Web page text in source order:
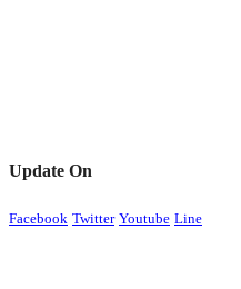
Update On
Facebook Twitter Youtube Line